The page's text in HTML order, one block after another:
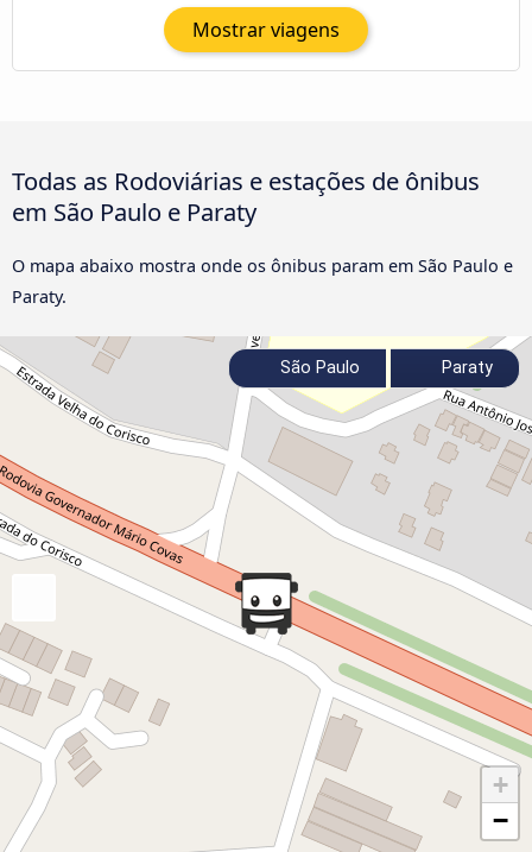
Mostrar viagens
Todas as Rodoviárias e estações de ônibus
em São Paulo e Paraty
O mapa abaixo mostra onde os ônibus param em São Paulo e
Paraty.
+
−
São Paulo Paraty